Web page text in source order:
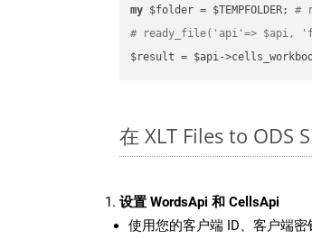
my $folder = $TEMPFOLDER; #
# ready_file('api'=> $api,
$result = $api-
在 XLT Files to ODS
设置 WordsApi 和 CellsApi
使用您的客户端 ID、客户端